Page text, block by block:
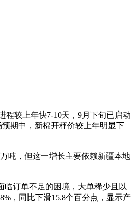
程较上年快7-10天，9月下旬已启动
期中，新棉开秤价较上年明显下
吨，但这一增长主要依赖新疆本地
临订单不足的困境，大单稀少且以
，同比下滑15.8个百分点，显示产